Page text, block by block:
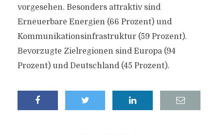
vorgesehen. Besonders attraktiv sind
Erneuerbare Energien (66 Prozent) und
Kommunikationsinfrastruktur (59 Prozent).
Bevorzugte Zielregionen sind Europa (94
Prozent) und Deutschland (45 Prozent).